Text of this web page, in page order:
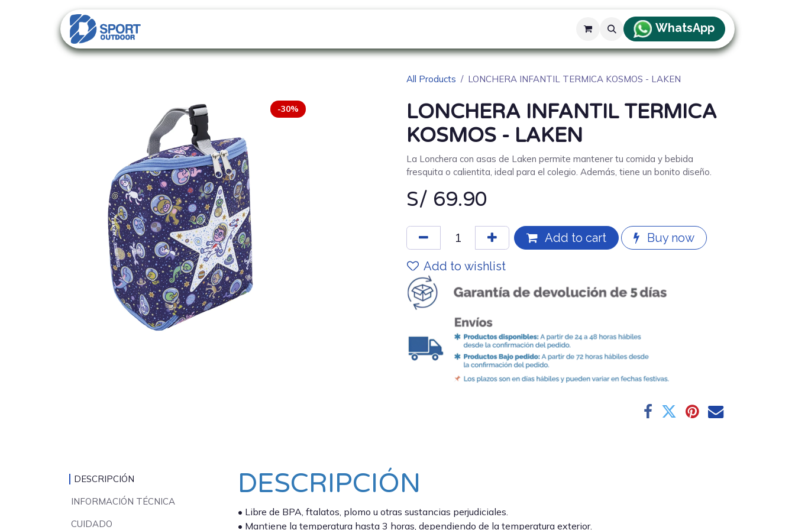
WhatsApp
All Products LONCHERA INFANTIL TERMICA KOSMOS - LAKEN
-30%
LONCHERA INFANTIL TERMICA
KOSMOS - LAKEN
La Lonchera con asas de Laken permite mantener tu comida y bebida
fresquita o calientita, ideal para el colegio. Además, tiene un bonito diseño.
S/ 69.90
Add to cart
Buy now
Add to wishlist
Términos y condiciones
DESCRIPCIÓN
INFORMACIÓN TÉCNICA
CUIDADO
DESCRIPCIÓN
• Libre de BPA, ftalatos, plomo u otras sustancias perjudiciales.
• Mantiene la temperatura hasta 3 horas, dependiendo de la temperatura exterior.